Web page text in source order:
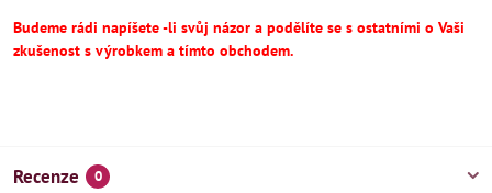
Budeme rádi napíšete -li svůj názor a podělíte se s ostatními o Vaši
zkušenost s výrobkem a tímto obchodem.
Recenze 0